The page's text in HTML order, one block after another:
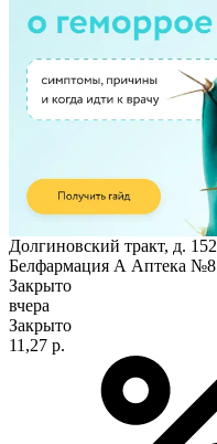
Долгиновский тракт, д.
Белфармация А Аптека №8
Закрыто
вчера
Закрыто
11,27 р.